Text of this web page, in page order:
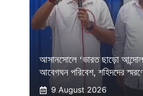
আসানসোলে ‘ভারত ছাড়ো
আবেগঘন পরিবেশ, শহিদদের
9 August 2026